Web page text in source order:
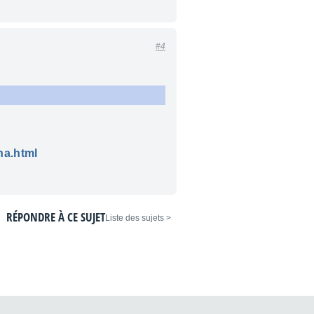
#4
< Liste des sujets
RÉPONDRE À CE SUJET